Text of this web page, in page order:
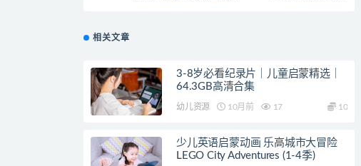
相关文章
3-8岁必看纪录片｜儿童启蒙精选｜
64.3GB高清合集
幼儿资源 10月前 17 10
少儿英语启蒙动画 乐高城市大冒险
LEGO City Adventures (1-4季)